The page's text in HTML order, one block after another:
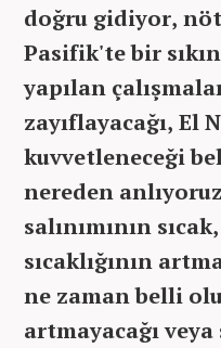
doğru gidiyor,
Pasifik'te bir
yapılan
zayıflayacağı, El
kuvvetleneceği
nereden
salınımının
sıcaklığının
ne zaman belli
artmayacağı